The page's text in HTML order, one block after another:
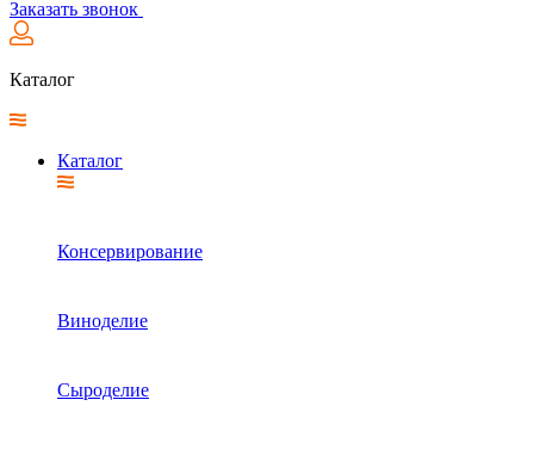
Заказать звонок
Каталог
Каталог
Консервирование
Виноделие
Сыроделие